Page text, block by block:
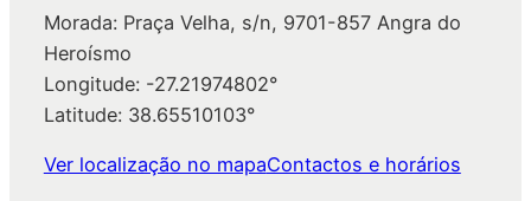
Morada: Praça Velha, s/n, 9701-857 Angra do
Heroísmo
Longitude: -27.21974802°
Latitude: 38.65510103°
Ver localização no mapaContactos e horários